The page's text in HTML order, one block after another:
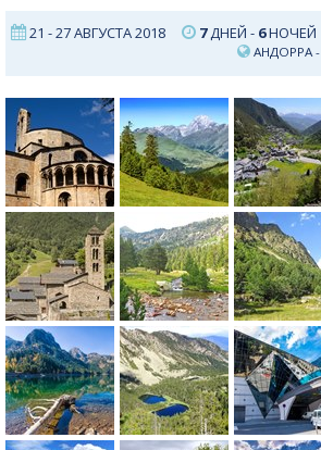
21 - 27 АВГУСТА 2018 7ДНЕЙ - 6НОЧЕЙ
АНДОРРА -